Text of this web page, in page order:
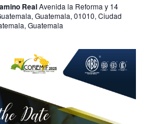
RealAvenida la Reforma y 14
Guatemala, 01010, Ciudad
Guatemala